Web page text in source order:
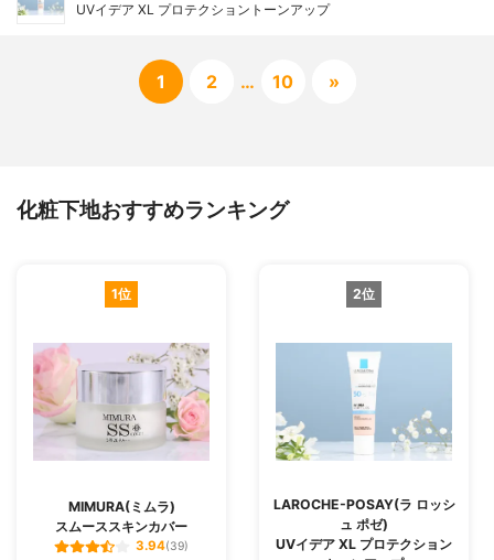
UVイデア XL プロテクショントーンアップ
1 2 … 10 »
化粧下地おすすめランキング
1位
MIMURA(ミムラ)
スムーススキンカバー
3.94(39)
2位
LAROCHE-POSAY(ラ ロッシ
ュ ポゼ)
UVイデア XL プロテクション